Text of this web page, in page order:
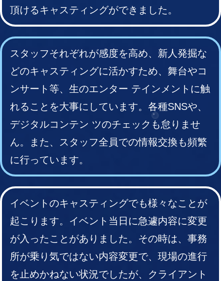
頂けるキャスティングができました。
スタッフそれぞれが感度を高め、新人発掘な
どのキャスティングに活かすため、舞台やコ
ンサート等、生のエンター テインメントに触
れることを大事にしています。各種SNSや、
デジタルコンテン ツのチェックも怠りませ
ん。また、スタッフ全員での情報交換も頻繁
に行っています。
イベントのキャスティングでも様々なことが
起こります。イベント当日に急遽内容に変更
が入ったことがありました。その時は、事務
所が乗り気ではない内容変更で、現場の進行
を止めかねない状況でしたが、クライアント